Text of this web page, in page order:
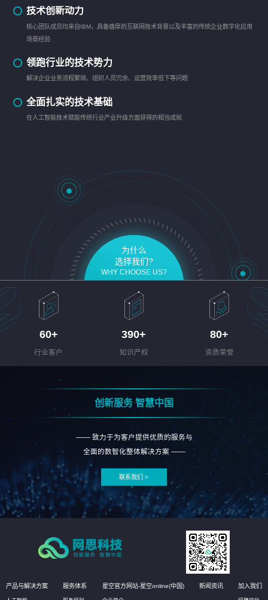
技术创新动力
核心团队成员均来自IBM，具备雄厚的互联网技术背景以及丰富的传统企业数字化应用
场景经验
领跑行业的技术势力
解决企业业务流程繁琐、组织人员冗余、运营效率低下等问题
全面扎实的技术基础
在人工智能技术赋能传统行业产业升级方面获得的相当成就
为什么
选择我们?
WHY CHOOSE US?
60+
行业客户
390+
知识产权
80+
资质荣誉
创新服务 智慧中国
—— 致力于为客户提供优质的服务与
全面的数智化整体解决方案 ——
联系我们 >
产品与解决方案 服务体系 星空官方网站-星空online(中国) 新闻资讯 加入我们